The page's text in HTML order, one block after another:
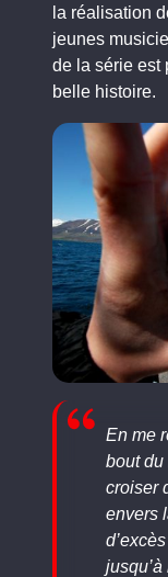
la réalisation
jeunes
de la série est
belle histoire.
En me
bout du
croiser
envers